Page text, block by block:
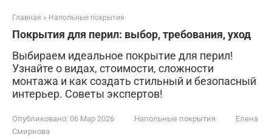
Главная » Напольные покрытия
Покрытия для перил: выбор, требования, уход
Выбираем идеальное покрытие для перил!
Узнайте о видах, стоимости, сложности
монтажа и как создать стильный и безопасный
интерьер. Советы экспертов!
Опубликовано: 06 Мар 2026 Напольные покрытия
Елена
Смирнова